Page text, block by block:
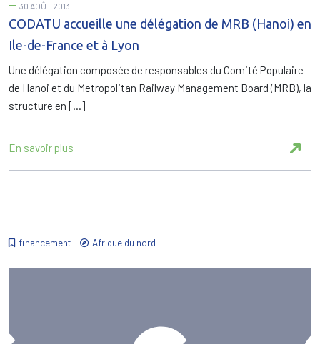
30 AOÛT 2013
CODATU accueille une délégation de MRB (Hanoi) en
Ile-de-France et à Lyon
Une délégation composée de responsables du Comité Populaire
de Hanoi et du Metropolitan Railway Management Board (MRB), la
structure en […]
En savoir plus
financement Afrique du nord